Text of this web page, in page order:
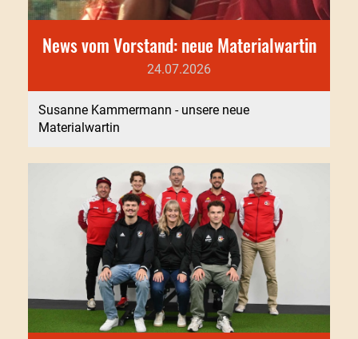
News vom Vorstand: neue Materialwartin
24.07.2026
Susanne Kammermann - unsere neue
Materialwartin